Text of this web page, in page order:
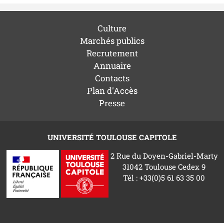
Culture
Marchés publics
Recrutement
Annuaire
Contacts
Plan d'Accès
Presse
UNIVERSITÉ TOULOUSE CAPITOLE
2 Rue du Doyen-Gabriel-Marty
31042 Toulouse Cedex 9
Tél : +33(0)5 61 63 35 00